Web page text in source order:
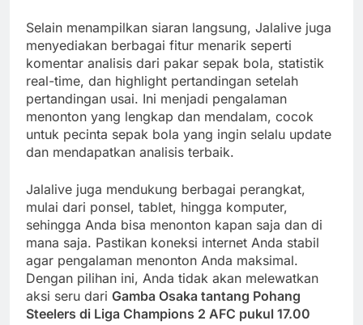
Selain menampilkan siaran langsung, Jalalive juga
menyediakan berbagai fitur menarik seperti
komentar analisis dari pakar sepak bola, statistik
real-time, dan highlight pertandingan setelah
pertandingan usai. Ini menjadi pengalaman
menonton yang lengkap dan mendalam, cocok
untuk pecinta sepak bola yang ingin selalu update
dan mendapatkan analisis terbaik.
Jalalive juga mendukung berbagai perangkat,
mulai dari ponsel, tablet, hingga komputer,
sehingga Anda bisa menonton kapan saja dan di
mana saja. Pastikan koneksi internet Anda stabil
agar pengalaman menonton Anda maksimal.
Dengan pilihan ini, Anda tidak akan melewatkan
aksi seru dari Gamba Osaka tantang Pohang
Steelers di Liga Champions 2 AFC pukul 17.00